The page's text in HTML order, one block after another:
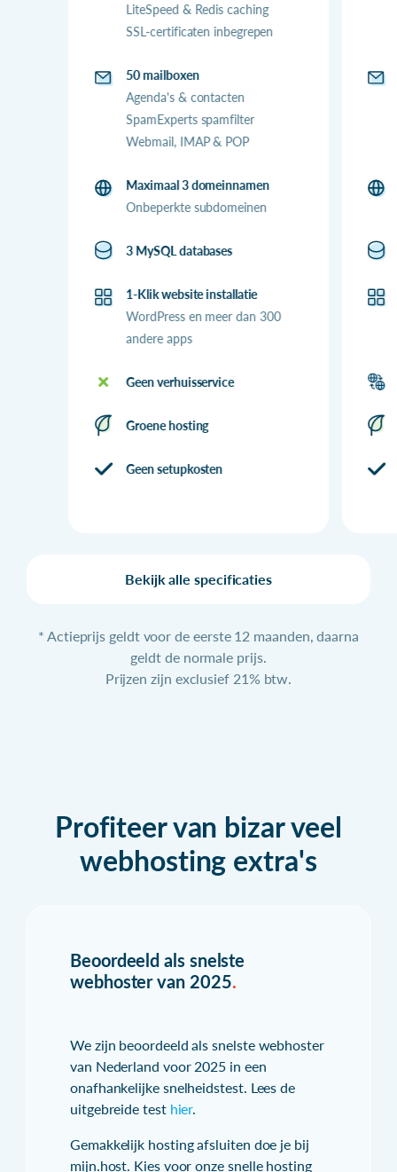
LiteSpeed & Redis caching
SSL-certificaten inbegrepen
50 mailboxen
Agenda's & contacten
SpamExperts spamfilter
Webmail, IMAP & POP
Maximaal 3 domeinnamen
Onbeperkte subdomeinen
3 MySQL databases
1-Klik website installatie
WordPress en meer dan 300
andere apps
Geen verhuisservice
Groene hosting
Geen setupkosten
Bekijk alle specificaties
* Actieprijs geldt voor de eerste 12 maanden, daarna
geldt de normale prijs.
Prijzen zijn exclusief 21% btw.
Profiteer van bizar veel
webhosting extra's
Beoordeeld als snelste
webhoster van 2025.
We zijn beoordeeld als snelste webhoster
van Nederland voor 2025 in een
onafhankelijke snelheidstest. Lees de
uitgebreide test hier.
Gemakkelijk hosting afsluiten doe je bij
mijn.host. Kies voor onze snelle hosting